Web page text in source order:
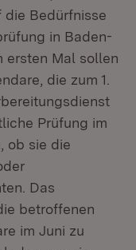
die Bedürfnisse
in Baden-
ersten Mal sollen
die zum 1.
Prüfung im
ob sie die
Das
betroffenen
im Juni zu